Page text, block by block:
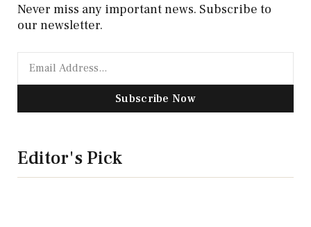
Never miss any important news. Subscribe to
our newsletter.
Subscribe Now
Editor's Pick